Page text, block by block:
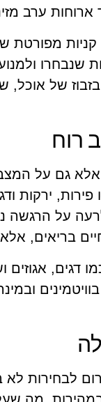
ערב
מפורטת
של אוכל,
רוח
גם על
ירקות
לרעה על
בריאים,
לשלב מזונות שמכילים
לבחירות לא